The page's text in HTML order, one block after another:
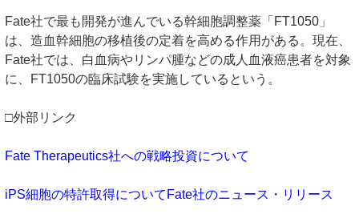
Fate社で最も開発が進んでいる幹細胞調整薬「FT1050」
は、造血幹細胞の移植後の定着を高める作用がある。現在、
Fate社では、白血病やリンパ腫などの成人血液癌患者を対象
に、FT1050の臨床試験を実施しているという。
□外部リンク
Fate Therapeutics社への戦略投資について
iPS細胞の特許取得についてFate社のニュース・リリース